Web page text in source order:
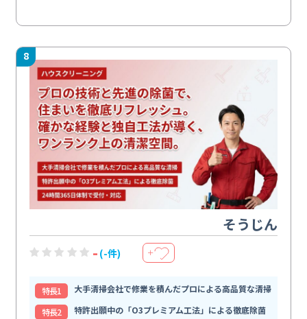
8
そうじん
- (-件) ＋
特⻑1
大手清掃会社で修業を積んだプロによる高品質な清掃
特⻑2
特許出願中の「O3プレミアム工法」による徹底除菌